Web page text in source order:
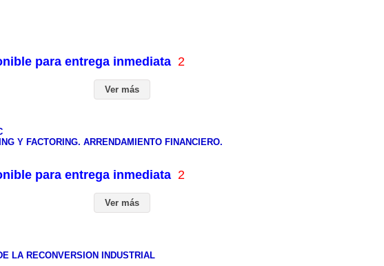
para entrega inmediata 2
Ver más
Y FACTORING. ARRENDAMIENTO FINANCIERO.
para entrega inmediata 2
Ver más
LA RECONVERSION INDUSTRIAL